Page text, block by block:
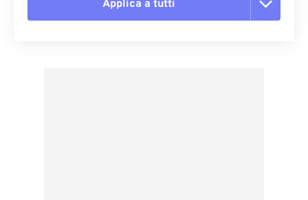
Applica a tutti